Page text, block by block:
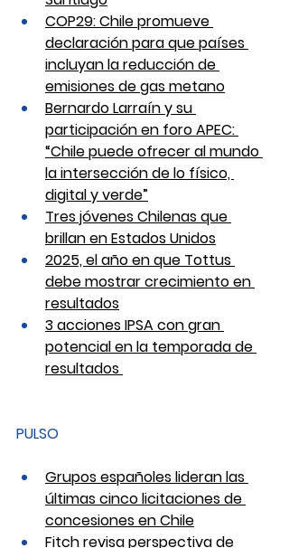
COP29: Chile promueve
declaración para que países
incluyan la reducción de
emisiones de gas metano
Bernardo Larraín y su
participación en foro APEC:
“Chile puede ofrecer al mundo
la intersección de lo físico,
digital y verde”
Tres jóvenes Chilenas que
brillan en Estados Unidos
2025, el año en que Tottus
debe mostrar crecimiento en
resultados
3 acciones IPSA con gran
potencial en la temporada de
resultados
PULSO
Grupos españoles lideran las
últimas cinco licitaciones de
concesiones en Chile
Fitch revisa perspectiva de